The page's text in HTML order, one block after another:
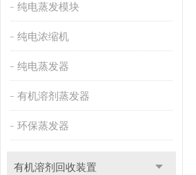
纯电蒸发模块
纯电浓缩机
纯电蒸发器
有机溶剂蒸发器
环保蒸发器
有机溶剂回收装置